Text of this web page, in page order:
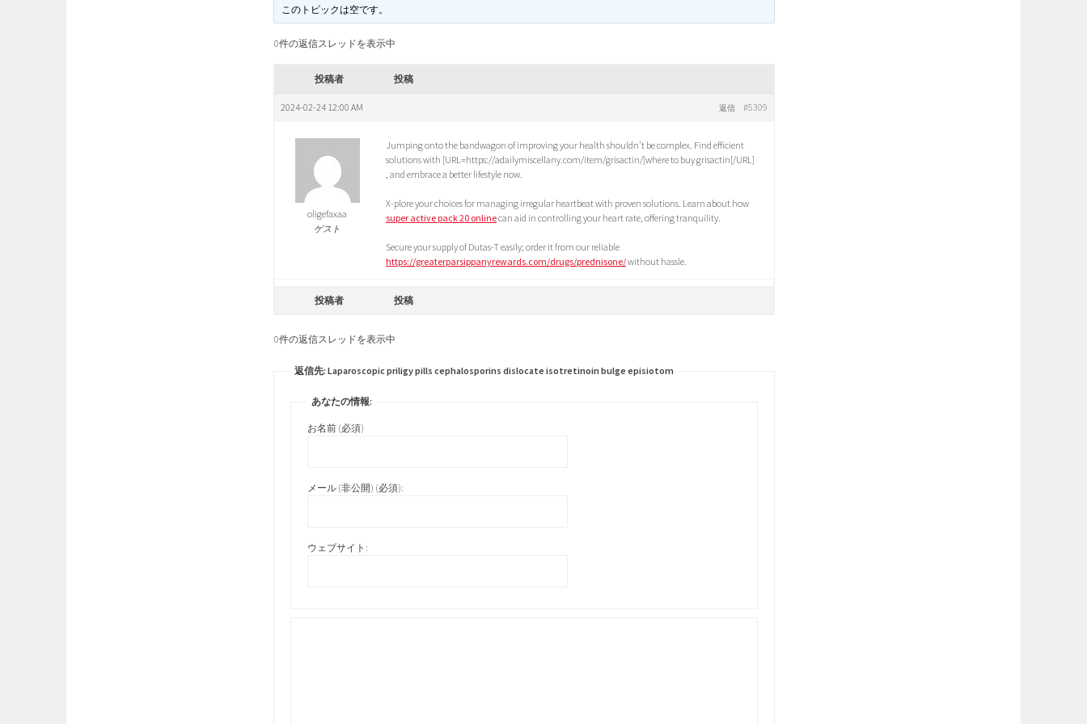
このトピックは空です。
0件の返信スレッドを表示中
投稿者 投稿
2024-02-24 12:00 AM #5309
返信
oligefaxaa
ゲスト
Jumping onto the bandwagon of improving your health shouldn’t be complex. Find efficient
solutions with [URL=https://adailymiscellany.com/item/grisactin/]where to buy grisactin[/URL]
, and embrace a better lifestyle now.
X-plore your choices for managing irregular heartbeat with proven solutions. Learn about how
super active pack 20 onlinecan aid in controlling your heart rate, offering tranquility.
Secure your supply of Dutas-T easily; order it from our reliable
https://greaterparsippanyrewards.com/drugs/prednisone/without hassle.
投稿者 投稿
0件の返信スレッドを表示中
返信先: Laparoscopic priligy pills cephalosporins dislocate isotretinoin bulge episiotom
あなたの情報:
お名前 (必須)
メール (非公開) (必須):
ウェブサイト: